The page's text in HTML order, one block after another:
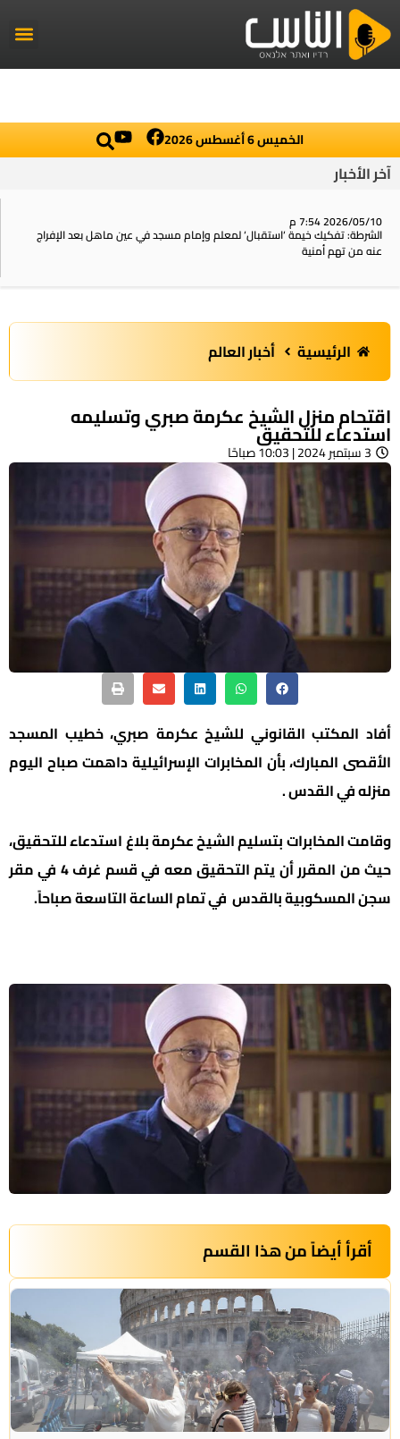
الخميس 6 أغسطس 2026
آخر الأخبار
2026/05/10 7:54 م
الشرطة: تفكيك خيمة ‘استقبال‘ لمعلم وإمام مسجد في عين ماهل بعد الإفراج
عنه من تهم أمنية
الرئيسية أخبار العالم
اقتحام منزل الشيخ عكرمة صبري وتسليمه
استدعاء للتحقيق
3 سبتمبر 2024 | 10:03 صباحًا
أفاد المكتب القانوني للشيخ عكرمة صبري، خطيب المسجد
الأقصى المبارك، بأن المخابرات الإسرائيلية داهمت صباح اليوم
منزله في القدس .
وقامت المخابرات بتسليم الشيخ عكرمة بلاغ استدعاء للتحقيق،
حيث من المقرر أن يتم التحقيق معه في قسم غرف 4 في مقر
سجن المسكوبية بالقدس في تمام الساعة التاسعة صباحاً.
أقرأ أيضاً من هذا القسم